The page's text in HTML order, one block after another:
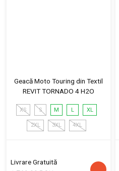
Geacă Moto Touring din Textil
REVIT TORNADO 4 H2O
XS S M L XL
2XL 3XL 4XL
Livrare Gratuită